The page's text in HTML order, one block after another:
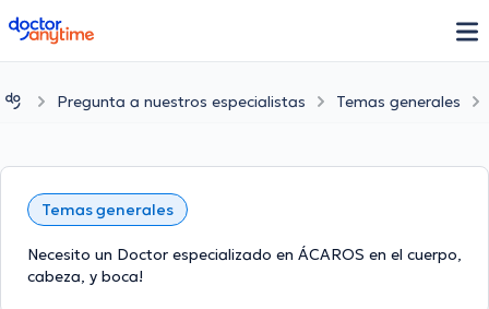
doctoranytime
Pregunta a nuestros especialistas Temas generales
Temas generales
Necesito un Doctor especializado en ÁCAROS en el cuerpo,
cabeza, y boca!